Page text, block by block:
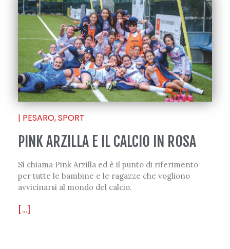
| PESARO,SPORT
PINK ARZILLA E IL CALCIO IN ROSA
Si chiama Pink Arzilla ed è il punto di riferimento
per tutte le bambine e le ragazze che vogliono
avvicinarsi al mondo del calcio.
[...]